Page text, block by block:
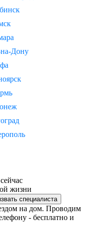
Дону
жизни
Вызвать специалиста
на дом. Проводим
- бесплатно и